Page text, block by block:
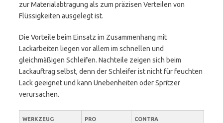
zur Materialabtragung als zum präzisen Verteilen von
Flüssigkeiten ausgelegt ist.
Die Vorteile beim Einsatz im Zusammenhang mit
Lackarbeiten liegen vor allem im schnellen und
gleichmäßigen Schleifen. Nachteile zeigen sich beim
Lackauftrag selbst, denn der Schleifer ist nicht für feuchten
Lack geeignet und kann Unebenheiten oder Spritzer
verursachen.
WERKZEUG PRO CONTRA